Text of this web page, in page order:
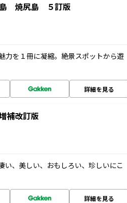
焼尻島 ５訂版
を１冊に凝縮。絶景スポットから遊
詳細を見る
補改訂版
い、美しい、おもしろい、珍しいにこ
詳細を見る